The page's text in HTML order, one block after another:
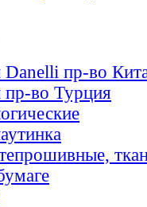
Danelli пр-во
во Турция